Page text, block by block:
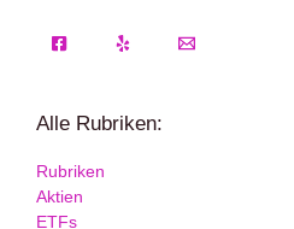
Alle Rubriken:
Rubriken
Aktien
ETFs